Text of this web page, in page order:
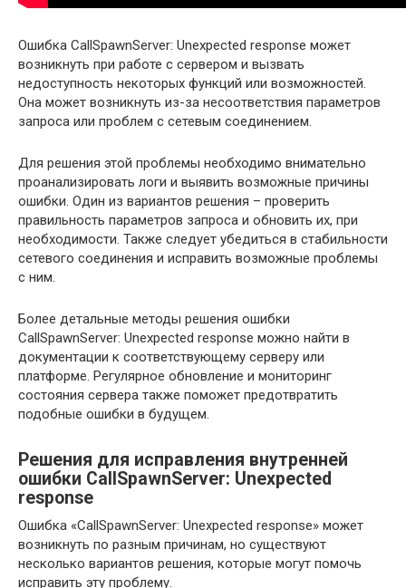
Ошибка CallSpawnServer: Unexpected response может
возникнуть при работе с сервером и вызвать
недоступность некоторых функций или возможностей.
Она может возникнуть из-за несоответствия параметров
запроса или проблем с сетевым соединением.
Для решения этой проблемы необходимо внимательно
проанализировать логи и выявить возможные причины
ошибки. Один из вариантов решения – проверить
правильность параметров запроса и обновить их, при
необходимости. Также следует убедиться в стабильности
сетевого соединения и исправить возможные проблемы
с ним.
Более детальные методы решения ошибки
CallSpawnServer: Unexpected response можно найти в
документации к соответствующему серверу или
платформе. Регулярное обновление и мониторинг
состояния сервера также поможет предотвратить
подобные ошибки в будущем.
Решения для исправления внутренней
ошибки CallSpawnServer: Unexpected
response
Ошибка «CallSpawnServer: Unexpected response» может
возникнуть по разным причинам, но существуют
несколько вариантов решения, которые могут помочь
исправить эту проблему.